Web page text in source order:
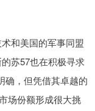
和美国的军事同盟
苏57也在积极寻求
确，但凭借其卓越的
场份额形成很大挑